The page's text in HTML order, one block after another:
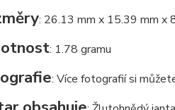
: 26.13 mm x 15.39 mm x
: 1.78 gramu
: Více fotografií si